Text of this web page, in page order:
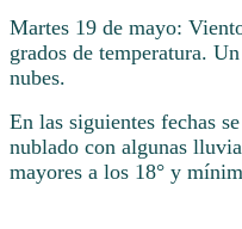
Martes 19 de mayo:
grados de temperatura.
nubes.
En las siguientes fechas
nublado con algunas
mayores a los 18° y